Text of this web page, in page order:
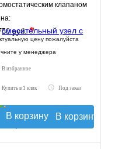
клапаном
и
руб.*
цену пожалуйста
у менеджера
В избранное
Купить в 1 клик Под заказ
В корзину